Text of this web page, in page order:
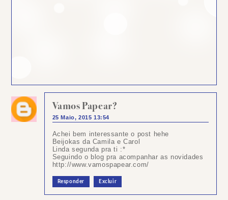
Vamos Papear?
25 Maio, 2015 13:54
Achei bem interessante o post hehe
Beijokas da Camila e Carol
Linda segunda pra ti :*
Seguindo o blog pra acompanhar as novidades
http://www.vamospapear.com/
Responder Excluir